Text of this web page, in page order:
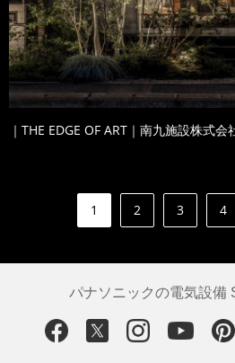
｜THE EDGE OF ART｜南九施設株式会
1 2 3 4
パナソニックの電気設備